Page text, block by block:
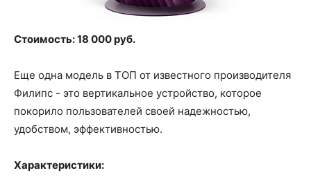
Стоимость: 18 000 руб.
Еще одна модель в ТОП от известного производителя
Филипс - это вертикальное устройство, которое
покорило пользователей своей надежностью,
удобством, эффективностью.
Характеристики: